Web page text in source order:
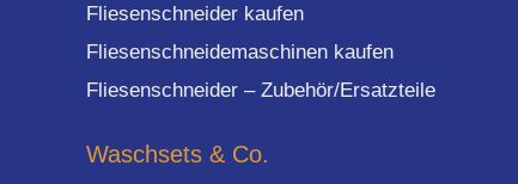
Fliesenschneider kaufen
Fliesenschneidemaschinen kaufen
Fliesenschneider – Zubehör/Ersatzteile
Waschsets & Co.